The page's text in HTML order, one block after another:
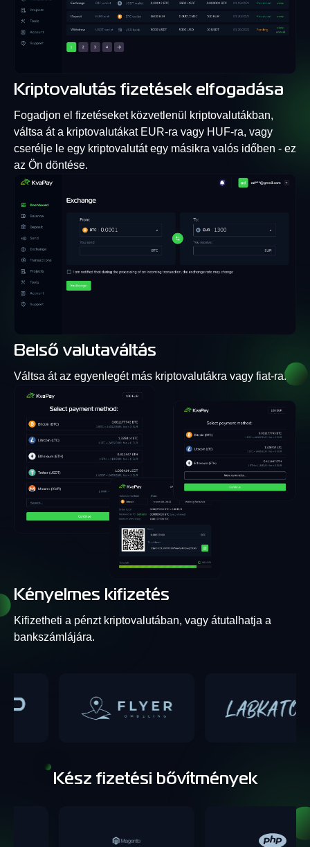
Kriptovalutás fizetések elfogadása
Fogadjon el fizetéseket közvetlenül kriptovalutákban,
váltsa át a kriptovalutákat EUR-ra vagy HUF-ra, vagy
cserélje le egy kriptovalutát egy másikra valós időben - ez
az Ön döntése.
Belső valutaváltás
Váltsa át az egyenlegét más kriptovalutákra vagy fiat-ra.
Kényelmes kifizetés
Kifizetheti a pénzt kriptovalutában, vagy átutalhatja a
bankszámlájára.
Kész fizetési bővítmények